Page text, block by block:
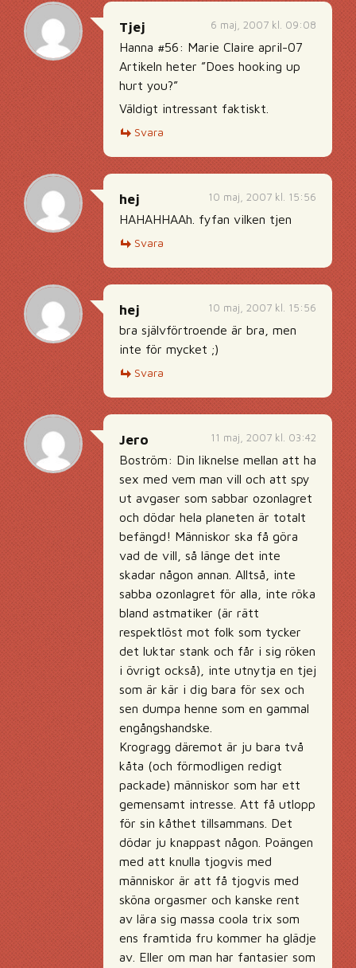
6 maj, 2007 kl. 09:08
Tjej
Hanna #56: Marie Claire april-07
Artikeln heter ”Does hooking up
hurt you?”
Väldigt intressant faktiskt.
Svara
10 maj, 2007 kl. 15:56
hej
HAHAHHAAh. fyfan vilken tjen
Svara
10 maj, 2007 kl. 15:56
hej
bra självförtroende är bra, men
inte för mycket ;)
Svara
11 maj, 2007 kl. 03:42
Jero
Boström: Din liknelse mellan att ha
sex med vem man vill och att spy
ut avgaser som sabbar ozonlagret
och dödar hela planeten är totalt
befängd! Människor ska få göra
vad de vill, så länge det inte
skadar någon annan. Alltså, inte
sabba ozonlagret för alla, inte röka
bland astmatiker (är rätt
respektlöst mot folk som tycker
det luktar stank och får i sig röken
i övrigt också), inte utnytja en tjej
som är kär i dig bara för sex och
sen dumpa henne som en gammal
engångshandske.
Krogragg däremot är ju bara två
kåta (och förmodligen redigt
packade) människor som har ett
gemensamt intresse. Att få utlopp
för sin kåthet tillsammans. Det
dödar ju knappast någon. Poängen
med att knulla tjogvis med
människor är att få tjogvis med
sköna orgasmer och kanske rent
av lära sig massa coola trix som
ens framtida fru kommer ha glädje
av. Eller om man har fantasier som